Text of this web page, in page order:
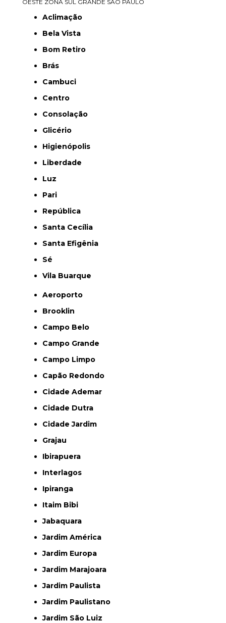
OESTE ZONA SUL GRANDE SÃO PAULO
Aclimação
Bela Vista
Bom Retiro
Brás
Cambuci
Centro
Consolação
Glicério
Higienópolis
Liberdade
Luz
Pari
República
Santa Cecília
Santa Efigênia
Sé
Vila Buarque
Aeroporto
Brooklin
Campo Belo
Campo Grande
Campo Limpo
Capão Redondo
Cidade Ademar
Cidade Dutra
Cidade Jardim
Grajau
Ibirapuera
Interlagos
Ipiranga
Itaim Bibi
Jabaquara
Jardim América
Jardim Europa
Jardim Marajoara
Jardim Paulista
Jardim Paulistano
Jardim São Luiz